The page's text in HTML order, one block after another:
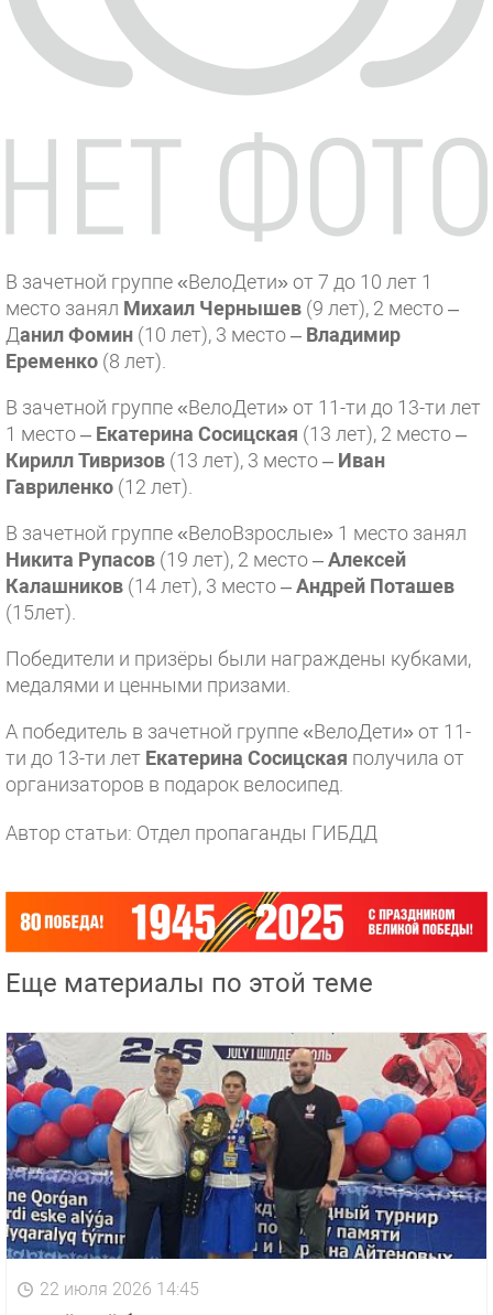
В зачетной группе «ВелоДети» от 7 до 10 лет 1
место занял Михаил Чернышев (9 лет), 2 место –
Данил Фомин (10 лет), 3 место – Владимир
Еременко (8 лет).
В зачетной группе «ВелоДети» от 11-ти до 13-ти лет
1 место – Екатерина Сосицская (13 лет), 2 место –
Кирилл Тивризов (13 лет), 3 место – Иван
Гавриленко (12 лет).
В зачетной группе «ВелоВзрослые» 1 место занял
Никита Рупасов (19 лет), 2 место –Алексей
Калашников (14 лет), 3 место –Андрей Поташев
(15лет).
Победители и призёры были награждены кубками,
медалями и ценными призами.
А победитель в зачетной группе «ВелоДети» от 11-
ти до 13-ти лет Екатерина Сосицская получила от
организаторов в подарок велосипед.
Автор статьи: Отдел пропаганды ГИБДД
Еще материалы по этой теме
22 июля 2026 14:45